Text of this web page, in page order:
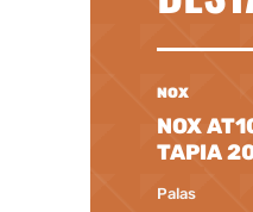
NOX
NOX
TAPIA
Palas